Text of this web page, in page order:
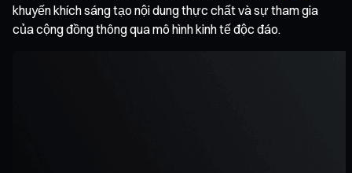
khuyến khích sáng tạo nội dung thực chất và sự tham gia
của cộng đồng thông qua mô hình kinh tế độc đáo.